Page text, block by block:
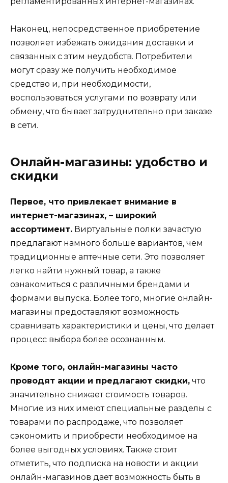
Наконец, непосредственное приобретение
позволяет избежать ожидания доставки и
связанных с этим неудобств. Потребители
могут сразу же получить необходимое
средство и, при необходимости,
воспользоваться услугами по возврату или
обмену, что бывает затруднительно при заказе
в сети.
Онлайн-магазины: удобство и
скидки
Первое, что привлекает внимание в
интернет-магазинах, – широкий
ассортимент. Виртуальные полки зачастую
предлагают намного больше вариантов, чем
традиционные аптечные сети. Это позволяет
легко найти нужный товар, а также
ознакомиться с различными брендами и
формами выпуска. Более того, многие онлайн-
магазины предоставляют возможность
сравнивать характеристики и цены, что делает
процесс выбора более осознанным.
Кроме того, онлайн-магазины часто
проводят акции и предлагают скидки, что
значительно снижает стоимость товаров.
Многие из них имеют специальные разделы с
товарами по распродаже, что позволяет
сэкономить и приобрести необходимое на
более выгодных условиях. Также стоит
отметить, что подписка на новости и акции
онлайн-магазинов дает возможность быть в